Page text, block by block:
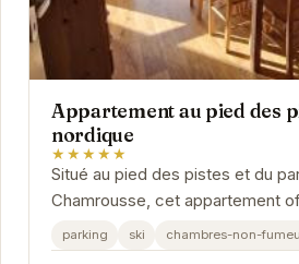
Appartement au pied des
nordique
★★★★★
Situé au pied des pistes et du
Chamrousse, cet appartement
direct aux activités hivernales.
séjour...
parking ski chambres-non-